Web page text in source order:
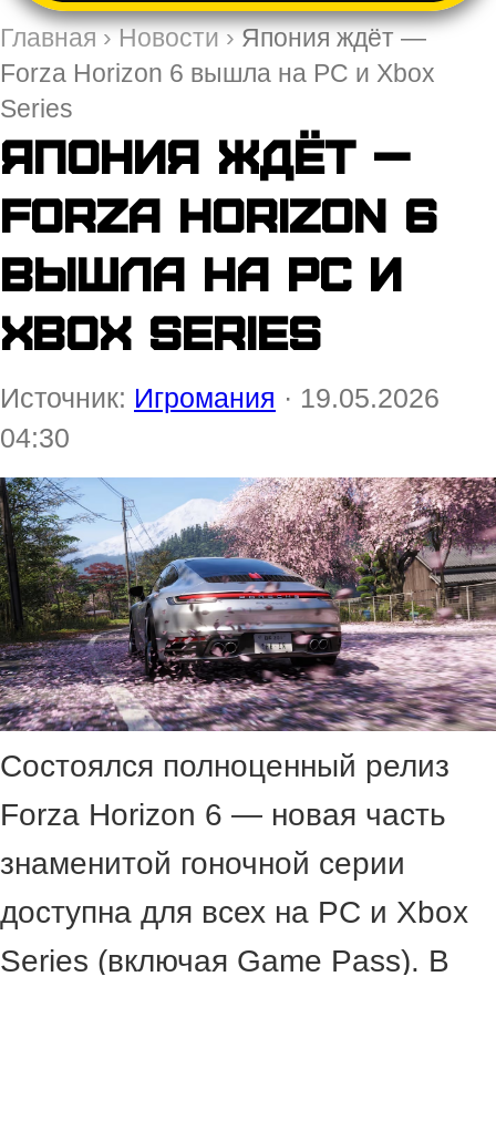
Главная›Новости›Япония ждёт —
Forza Horizon 6 вышла на PC и Xbox
Series
Япония ждёт —
Forza Horizon 6
вышла на PC и
Xbox Series
Источник: Игромания · 19.05.2026
04:30
Состоялся полноценный релиз
Forza Horizon 6 — новая часть
знаменитой гоночной серии
доступна для всех на PC и Xbox
Series (включая Game Pass). В